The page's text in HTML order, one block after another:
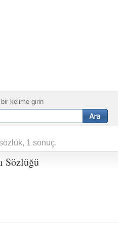
kelime girin
1 sonuç.
Sözlüğü